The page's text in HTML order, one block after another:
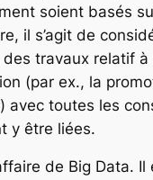
soient basés
il s’agit de
des travaux relatif
(par ex., la
avec toutes les
y être liées.
de Big Data. Il